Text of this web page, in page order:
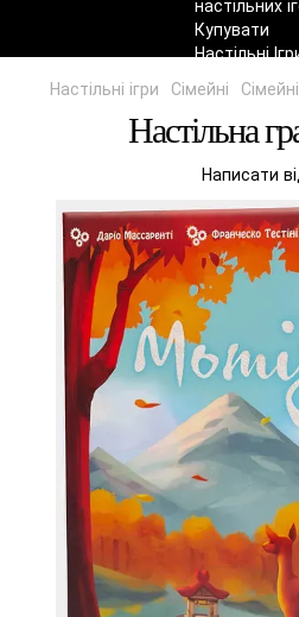
Настільні ігри Сімейні
Настільна
Написати